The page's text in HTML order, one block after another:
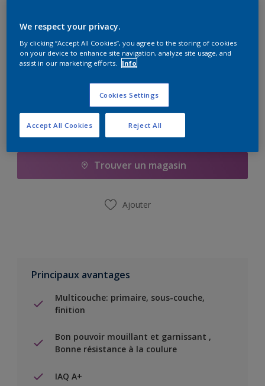
Calculer
Ajouter à la liste d’achats
Trouver un magasin
Ajouter
Principaux avantages
Multicouche: primaire, sous-couche,
finition
Bon pouvoir mouillant et garnissant ,
Bonne résistance à la coulure
IAQ A+
We respect your privacy.
By clicking “Accept All Cookies”, you agree to the storing of cookies
on your device to enhance site navigation, analyze site usage, and
assist in our marketing efforts.
Info
Cookies Settings
Reject All
Accept All Cookies